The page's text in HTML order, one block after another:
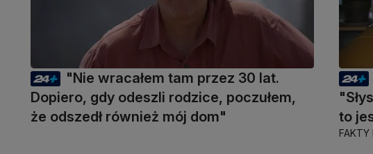
"Nie wracałem tam przez 30 lat.
Dopiero, gdy odeszli rodzice, poczułem,
że odszedł również mój dom"
to
FAKTY